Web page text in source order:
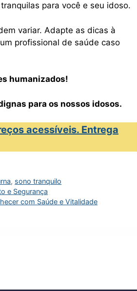
para você e seu idoso.
variar. Adapte as dicas à
profissional de saúde caso
humanizados!
para os nossos idosos.
acessíveis. Entrega
, sono tranquilo
e Segurança
com Saúde e Vitalidade